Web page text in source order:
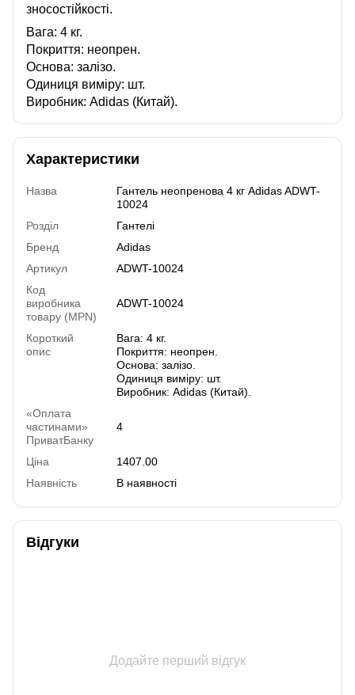
зносостійкості.
Вага: 4 кг.
Покриття: неопрен.
Основа: залізо.
Одиниця виміру: шт.
Виробник: Adidas (Китай).
Характеристики
Назва
Гантель неопренова 4 кг Adidas ADWT-
10024
Розділ
Гантелі
Бренд
Adidas
Артикул
ADWT-10024
Код
виробника
товару (MPN)
ADWT-10024
Короткий
опис
Вага: 4 кг.
Покриття: неопрен.
Основа: залізо.
Одиниця виміру: шт.
Виробник: Adidas (Китай).
«Оплата
частинами»
ПриватБанку
4
Ціна
1407.00
Наявність
В наявності
Відгуки
Додайте перший відгук